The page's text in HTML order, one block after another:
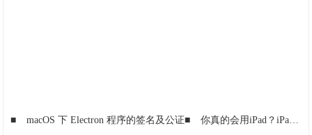
■ macOS 下 Electron 程序的签名及公证■ 你真的会用iPad？iPad OS的3个实用功能分享